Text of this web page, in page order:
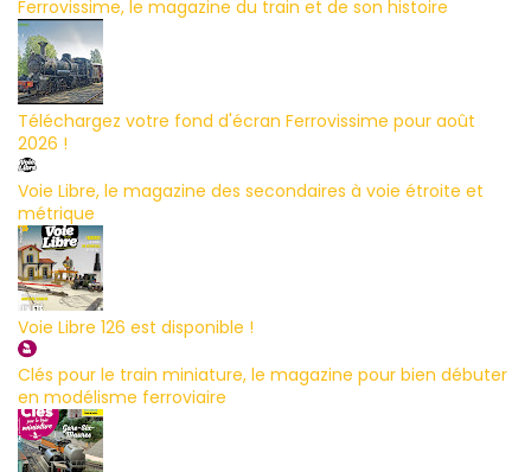
Ferrovissime, le magazine du train et de son histoire
Téléchargez votre fond d'écran Ferrovissime pour août
2026 !
Voie Libre, le magazine des secondaires à voie étroite et
métrique
Voie Libre 126 est disponible !
Clés pour le train miniature, le magazine pour bien débuter
en modélisme ferroviaire